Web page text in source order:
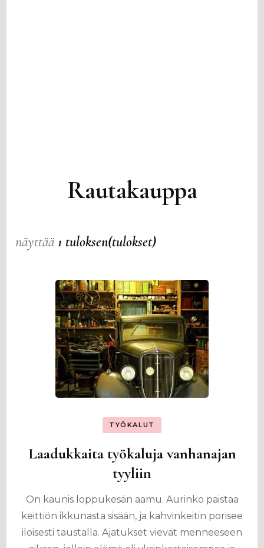
Rautakauppa
näyttää1 tuloksen(tulokset)
TYÖKALUT
Laadukkaita työkaluja vanhanajan
tyyliin
On kaunis loppukesän aamu. Aurinko paistaa
keittiön ikkunasta sisään, ja kahvinkeitin porisee
iloisesti taustalla. Ajatukset vievät menneeseen